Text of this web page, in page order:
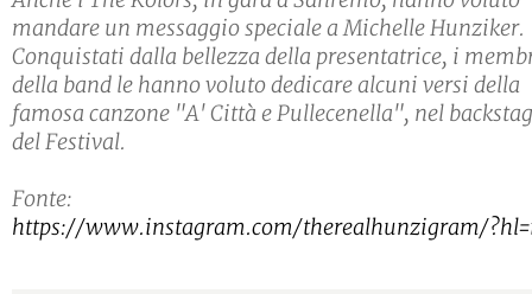
mandare un messaggio speciale a Michelle Hunziker.
Conquistati dalla bellezza della presentatrice, i
della band le hanno voluto dedicare alcuni versi della
famosa canzone "A' Città e Pullecenella", nel
del Festival.
Fonte:
https://www.instagram.com/therealhunzigram/